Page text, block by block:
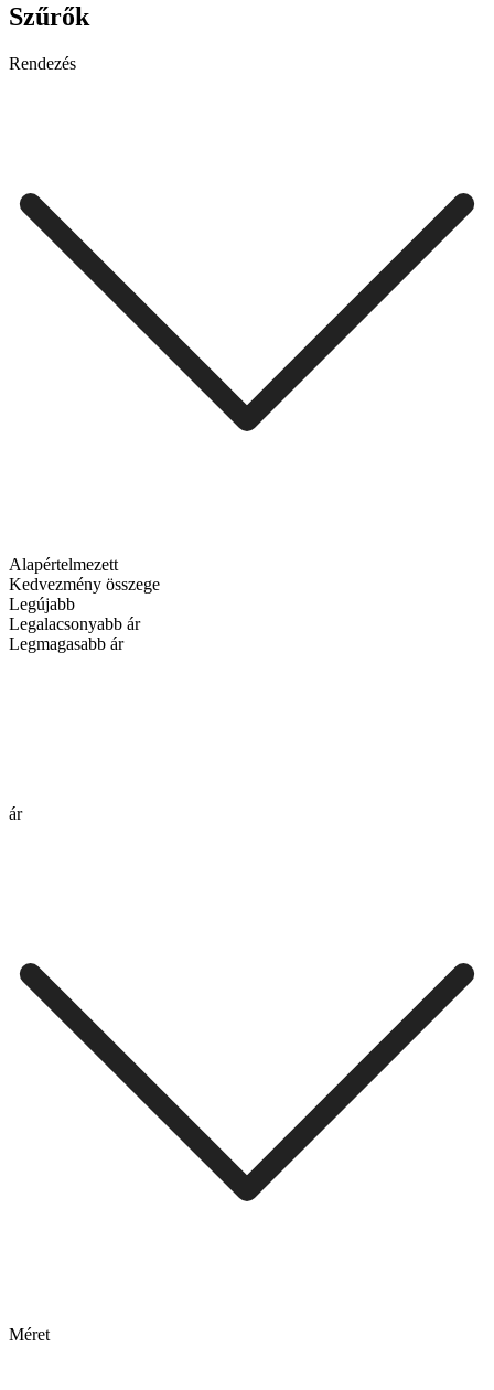
Szűrők
Rendezés
Alapértelmezett
Kedvezmény összege
Legújabb
Legalacsonyabb ár
Legmagasabb ár
ár
Méret